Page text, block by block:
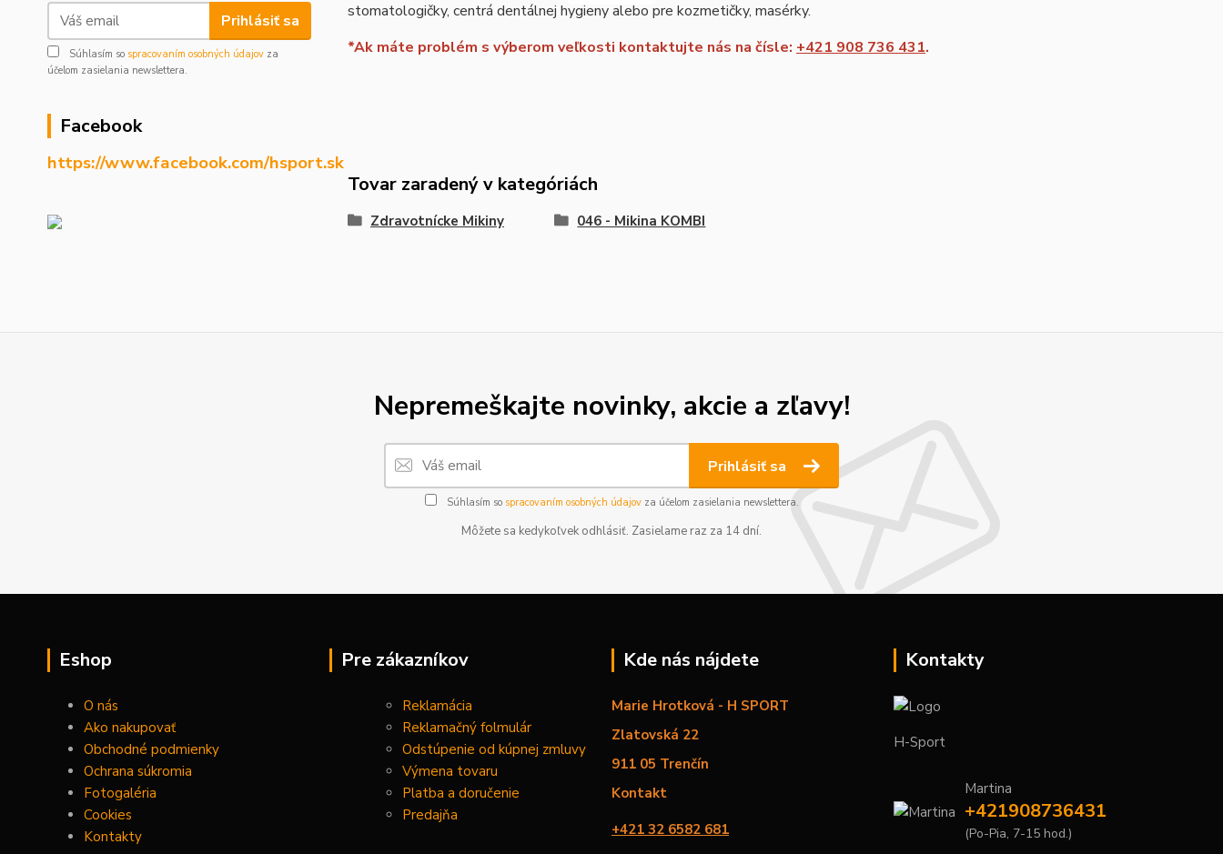
Prihlásiť sa
Súhlasím so spracovaním osobných údajov za
účelom zasielania newslettera.
Facebook
https://www.facebook.com/hsport.sk
stomatologičky, centrá dentálnej hygieny alebo pre kozmetičky, masérky.
*Ak máte problém s výberom veľkosti kontaktujte nás na čísle: +421 908 736 431.
Tovar zaradený v kategóriách
Zdravotnícke Mikiny 046 - Mikina KOMBI
Nepremeškajte novinky, akcie a zľavy!
Prihlásiť sa
Súhlasím so spracovaním osobných údajovza účelom zasielania newslettera.
Môžete sa kedykoľvek odhlásiť. Zasielame raz za 14 dní.
Eshop
O nás
Ako nakupovať
Obchodné podmienky
Ochrana súkromia
Fotogaléria
Cookies
Kontakty
Pre zákazníkov
Reklamácia
Reklamačný folmulár
Odstúpenie od kúpnej zmluvy
Výmena tovaru
Platba a doručenie
Predajňa
Kde nás nájdete
Marie Hrotková - H SPORT
Zlatovská 22
911 05 Trenčín
Kontakt
+421 32 6582 681
Kontakty
H-Sport
Martina
+421908736431
(Po-Pia, 7-15 hod.)